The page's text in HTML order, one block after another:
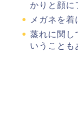
かりと顔に
メガネを着
蒸れに関し
いうことも